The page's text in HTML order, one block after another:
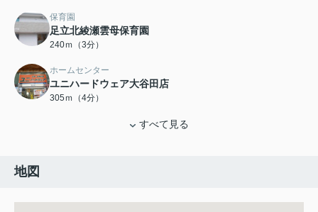
保育園
足立北綾瀬雲母保育園
240ｍ（3分）
ホームセンター
ユニハードウェア大谷田店
305ｍ（4分）
すべて見る
地図